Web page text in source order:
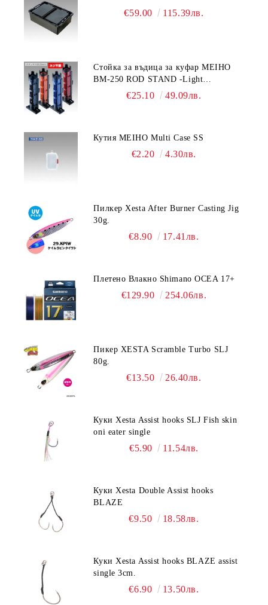
€59.00 115.39лв.
Стойка за въдица за куфар MEIHO
BM-250 ROD STAND -Light
Blue/Black color
€25.10 49.09лв.
Кутия MEIHO Multi Case SS
€2.20 4.30лв.
Пилкер Xesta After Burner Casting Jig
30g.
€8.90 17.41лв.
Плетено Влакно Shimano OCEA 17+
€129.90 254.06лв.
Пикер XESTA Scramble Turbo SLJ
80g.
€13.50 26.40лв.
Куки Xesta Assist hooks SLJ Fish skin
oni eater single
€5.90 11.54лв.
Куки Xesta Double Assist hooks
BLAZE
€9.50 18.58лв.
Куки Xesta Assist hooks BLAZE assist
single 3cm.
€6.90 13.50лв.